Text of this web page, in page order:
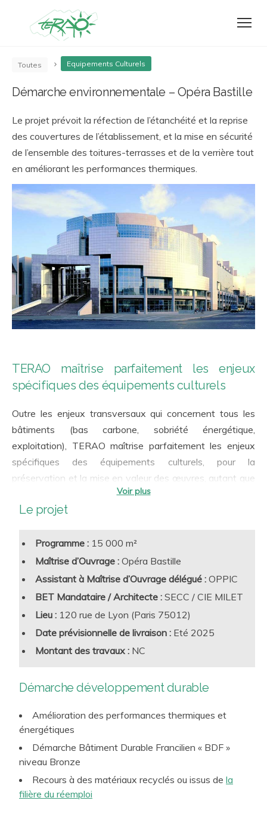
Toutes Equipements Culturels
Démarche environnementale – Opéra Bastille
Le projet prévoit la réfection de l’étanchéité et la reprise
des couvertures de l’établissement, et la mise en sécurité
de l’ensemble des toitures-terrasses et de la verrière tout
en améliorant les performances thermiques.
TERAO maîtrise parfaitement les enjeux
spécifiques des équipements culturels
Outre les enjeux transversaux qui concernent tous les
bâtiments (bas carbone, sobriété énergétique,
exploitation), TERAO maîtrise parfaitement les enjeux
spécifiques des équipements culturels, pour la
préservation et la mise en valeur des œuvres, autant que
pour la qualité de l’expérience des utilisateurs :
Qualité de l’air intérieur
hygrothermique
Adaptabilité et flexibilité vis-à-vis des différents
scénarios d’occupation
Accessibilité, biophilie, connectivité, attractivité et
Lutte contre l’Effet d’Ilot de Chaleur Urbain
Notre équipe accompagne de nombreux projets, tant
prestigieux et architecturalement hors normes tels que la
Fondation Louis Vuitton, la Fondation Luma, la Maison
Rennes… que de nombreux projets de collectivités
pour le compte de l’OPPIC, Opérateur du patrimoine et
des projets immobiliers de la Culture, sur des bâtiments
classés aux Monuments Historiques (Château de
Versailles…).
Le projet
Programme : 15 000 m²
Maîtrise d’Ouvrage : Opéra Bastille
Assistant à Maîtrise d’Ouvrage délégué : OPPIC
BET Mandataire / Architecte : SECC / CIE MILET
Lieu : 120 rue de Lyon (Paris 75012)
Date prévisionnelle de livraison : Eté 2025
Montant des travaux : NC
Démarche développement durable
Amélioration des performances thermiques et
énergétiques
Démarche Bâtiment Durable Francilien « BDF »
niveau Bronze
Recours à des matériaux recyclés ou issus de la
filière du réemploi